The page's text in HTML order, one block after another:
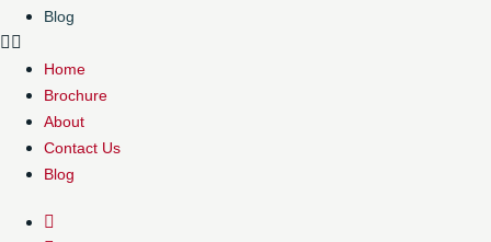
Blog
Home
Brochure
About
Contact Us
Blog